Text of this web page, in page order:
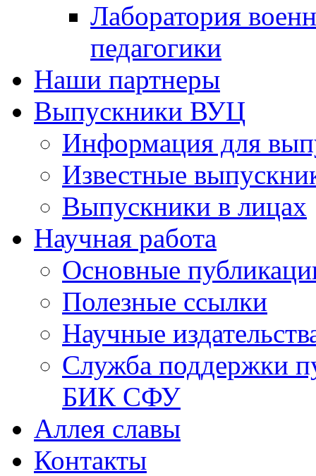
Лаборатория
педагогики
Наши партнеры
Выпускники ВУЦ
Информация для
Известные
Выпускники в лицах
Научная работа
Основные
Полезные ссылки
Научные
Служба поддержки
БИК СФУ
Аллея славы
Контакты